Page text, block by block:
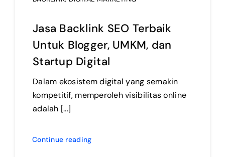
Jasa Backlink SEO Terbaik
Untuk Blogger, UMKM, dan
Startup Digital
Dalam ekosistem digital yang semakin
kompetitif, memperoleh visibilitas online
adalah [...]
Continue reading